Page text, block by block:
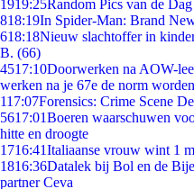
1919:25Random Pics van de
818:19In Spider-Man: Brand
618:18Nieuw slachtoffer in
B. (66)
4517:10Doorwerken na AOW-
werken na je 67e de norm
117:07Forensics: Crime Scene
5617:01Boeren waarschuwen
hitte en droogte
1716:41Italiaanse vrouw wint 1
1816:36Datalek bij Bol en de
partner Ceva